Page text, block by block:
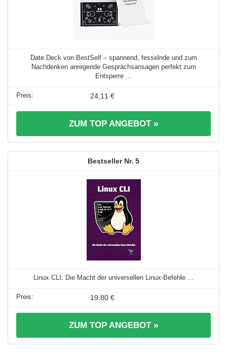
Date Deck von BestSelf – spannend, fesselnde und zum
Nachdenken anregende Gesprächsansagen perfekt zum
Entsperre ...
24,11 €
ZUM TOP ANGEBOT »
5
Linux CLI: Die Macht der universellen Linux-Befehle ...
19,80 €
ZUM TOP ANGEBOT »